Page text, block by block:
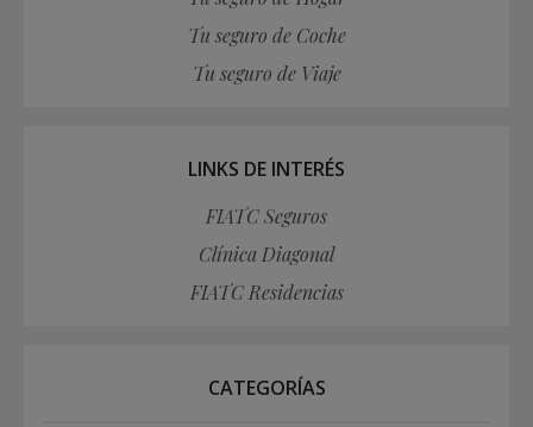
Tu seguro de Coche
Tu seguro de Viaje
LINKS DE INTERÉS
FIATC Seguros
Clínica Diagonal
FIATC Residencias
CATEGORÍAS